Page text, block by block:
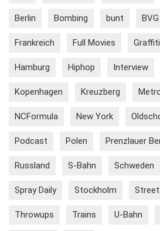
Berlin Bombing bunt BVG
Frankreich Full Movies Graffiti
Hamburg Hiphop Interview
Kopenhagen Kreuzberg
NCFormula New York
Podcast Polen Prenzlauer
Russland S-Bahn Schweden
Spray Daily Stockholm Street
Throwups Trains U-Bahn